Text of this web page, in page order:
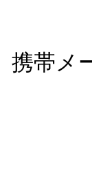
携帯メ